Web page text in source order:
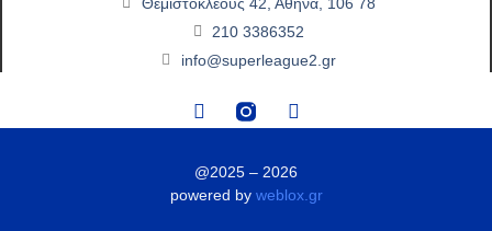
210 3386352
info@superleague2.gr
@2025 – 2026
powered by weblox.gr